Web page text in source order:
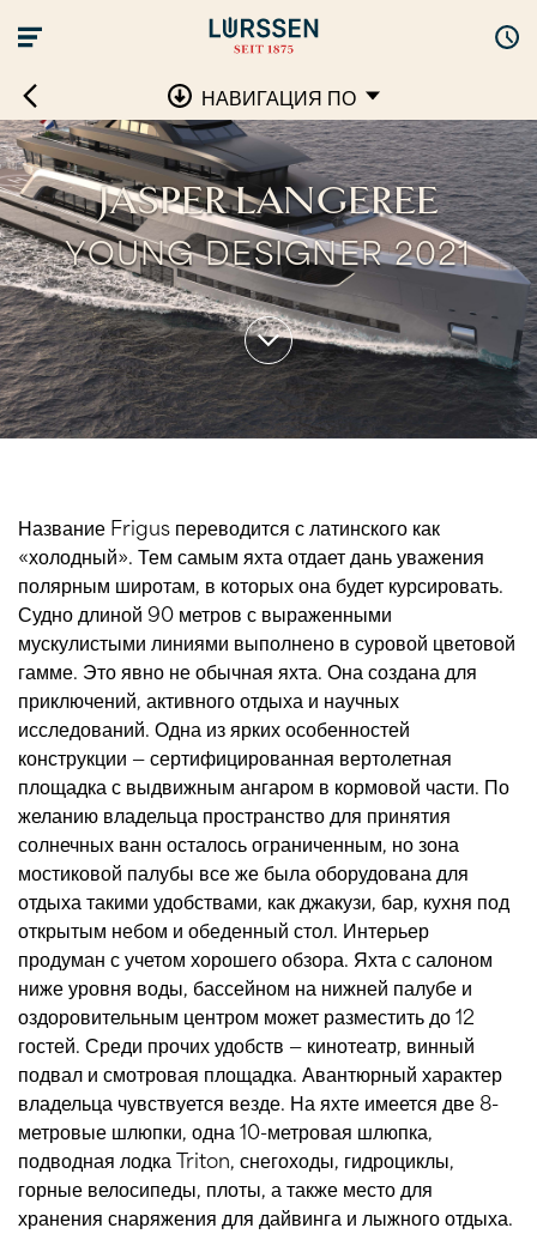
НАВИГАЦИЯ ПО
JASPER LANGEREE
YOUNG DESIGNER 2021
Название Frigus переводится с латинского как
«холодный». Тем самым яхта отдает дань уважения
полярным широтам, в которых она будет курсировать.
Судно длиной 90 метров с выраженными
мускулистыми линиями выполнено в суровой цветовой
гамме. Это явно не обычная яхта. Она создана для
приключений, активного отдыха и научных
исследований. Одна из ярких особенностей
конструкции — сертифицированная вертолетная
площадка с выдвижным ангаром в кормовой части. По
желанию владельца пространство для принятия
солнечных ванн осталось ограниченным, но зона
мостиковой палубы все же была оборудована для
отдыха такими удобствами, как джакузи, бар, кухня под
открытым небом и обеденный стол. Интерьер
продуман с учетом хорошего обзора. Яхта с салоном
ниже уровня воды, бассейном на нижней палубе и
оздоровительным центром может разместить до 12
гостей. Среди прочих удобств — кинотеатр, винный
подвал и смотровая площадка. Авантюрный характер
владельца чувствуется везде. На яхте имеется две 8-
метровые шлюпки, одна 10-метровая шлюпка,
подводная лодка Triton, снегоходы, гидроциклы,
горные велосипеды, плоты, а также место для
хранения снаряжения для дайвинга и лыжного отдыха.